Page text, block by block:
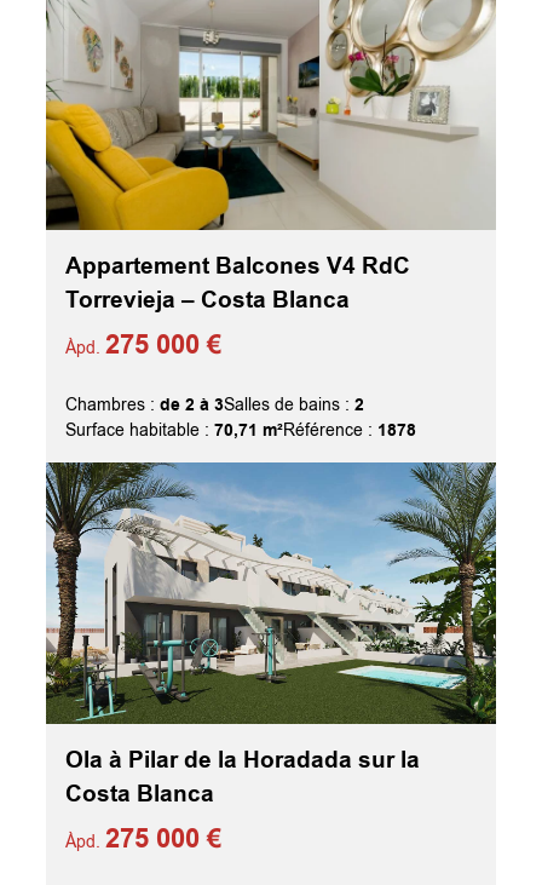
Appartement Balcones V4 RdC
Torrevieja – Costa Blanca
Àpd.275 000 €
Chambres :de 2 à 3Salles de bains :2
Surface habitable :70,71 m²Référence : 1878
Ola à Pilar de la Horadada sur la
Costa Blanca
Àpd.275 000 €